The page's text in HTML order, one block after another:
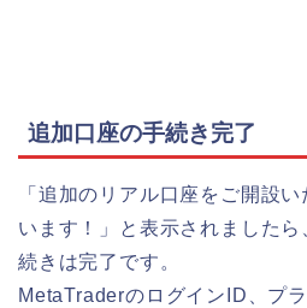
追加口座の手続き完了
「追加のリアル口座をご開設
います！」と表示されました
続きは完了です。
MetaTraderのログインID、プ